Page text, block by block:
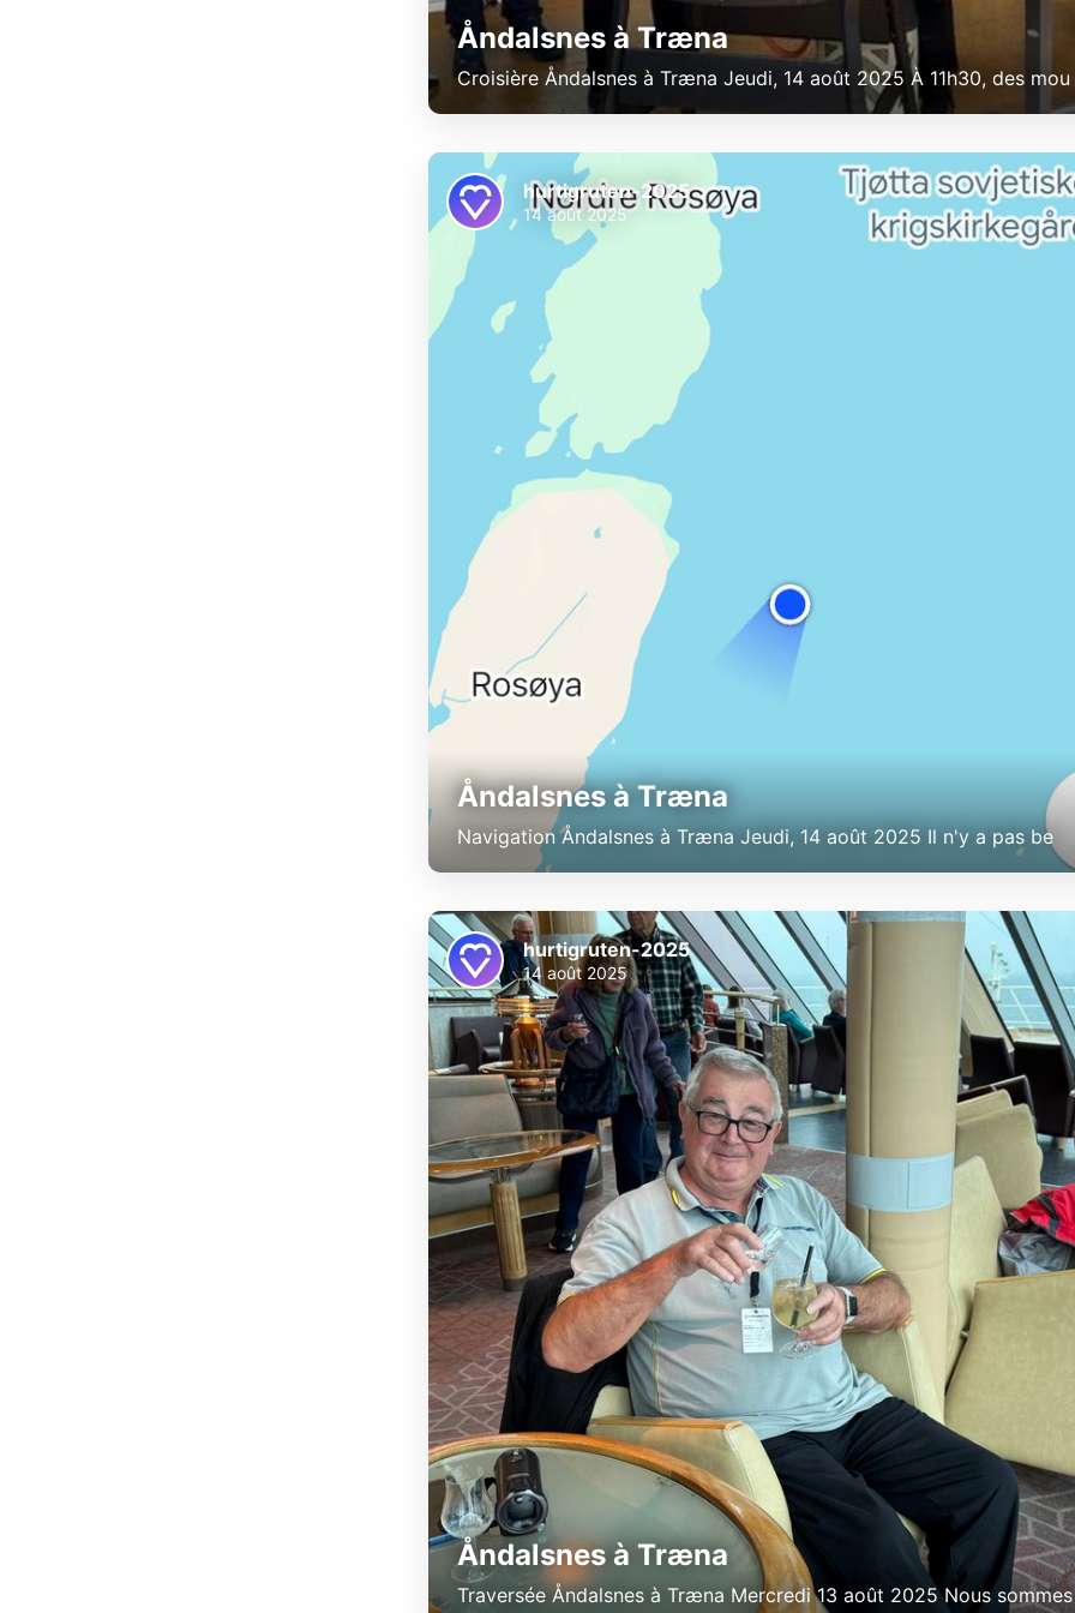
Åndalsnes à Træna
Croisière Åndalsnes à Træna Jeudi, 14 août 2025 À 11h30, des mou
Åndalsnes à Træna
Navigation Åndalsnes à Træna Jeudi, 14 août 2025 Il n'y a pas be
hurtigruten-2025
14 août 2025
Åndalsnes à Træna
Traversée Åndalsnes à Træna Mercredi 13 août 2025 Nous
hurtigruten-2025
14 août 2025